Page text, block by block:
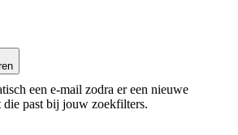
een e-mail zodra er een nieuwe
past bij jouw zoekfilters.